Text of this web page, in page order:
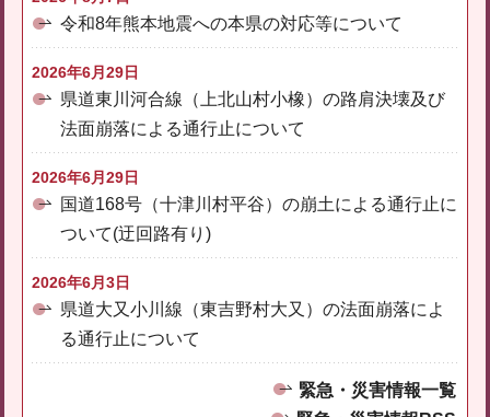
令和8年熊本地震への本県の対応等について
2026年6月29日
県道東川河合線（上北山村小橡）の路肩決壊及び
法面崩落による通行止について
2026年6月29日
国道168号（十津川村平谷）の崩土による通行止に
ついて(迂回路有り)
2026年6月3日
県道大又小川線（東吉野村大又）の法面崩落によ
る通行止について
緊急・災害情報一覧